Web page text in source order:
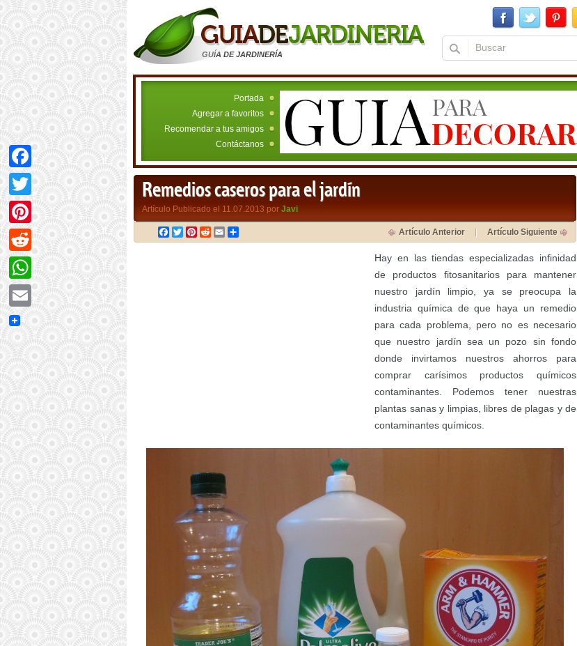
GUÍA DE JARDINERÍA
Portada
Agregar a favoritos
Recomendar a tus amigos
Contáctanos
Remedios caseros para el jardín
Artículo Publicado el 11.07.2013 por Javi
Facebook
TwitterPinterest
RedditEmail Artículo Anterior Artículo Siguiente
Hay en las tiendas especializadas infinidad
de productos fitosanitarios para mantener
nuestro jardín limpio, ya se preocupa la
industria química de que haya un remedio
para cada problema, pero no es necesario
que nuestro jardín sea un pozo sin fondo
donde invirtamos nuestros ahorros para
comprar carísimos productos químicos
contaminantes. Podemos tener nuestras
plantas sanas y limpias, libres de plagas y de
contaminantes químicos.
Facebook
Twitter
Pinterest
Reddit
WhatsApp
Email